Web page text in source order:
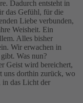
Dadurch entsteht in
das Gefühl, für die
Liebe verbunden,
Weisheit. Ein
Alles bisher
Wir erwachen in
Was nun?
Geist wird bereichert,
uns dorthin zurück, wo
in das Licht der